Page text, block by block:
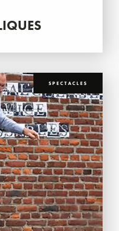
SPECTACLES